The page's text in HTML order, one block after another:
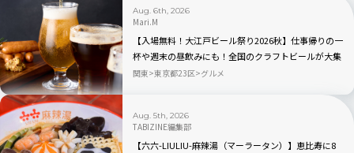
Aug. 6th, 2026
Mari.M
【入場無料！大江戸ビール祭り2026秋】仕事帰りの一
杯や週末の昼飲みにも！全国のクラフトビールが大集
合｜品川
関東 東京都23区 グルメ
Aug. 5th, 2026
TABIZINE編集部
【六六-LIULIU-麻辣湯（マーラータン）】恵比寿に8